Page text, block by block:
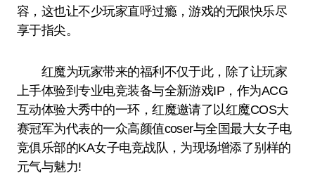
容，这也让不少玩家直呼过瘾，游戏的无限快乐尽
享于指尖。
红魔为玩家带来的福利不仅于此，除了让玩家
上手体验到专业电竞装备与全新游戏IP，作为ACG
互动体验大秀中的一环，红魔邀请了以红魔COS大
赛冠军为代表的一众高颜值coser与全国最大女子电
竞俱乐部的KA女子电竞战队，为现场增添了别样的
元气与魅力!